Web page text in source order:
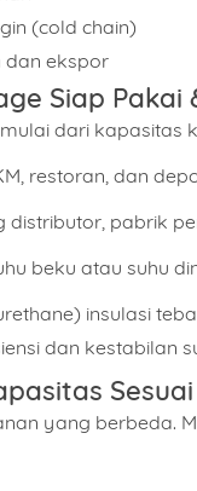
(cold chain)
dan ekspor
Siap Pakai
dari kapasitas
restoran, dan
pabrik
beku atau suhu
insulasi
dan kestabilan
yang berbeda.